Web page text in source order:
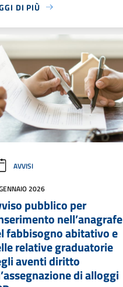
DI PIÙ
AVVISI
2026
pubblico per
nell’anagrafe
fabbisogno abitativo e
relative graduatorie
aventi diritto
di alloggi